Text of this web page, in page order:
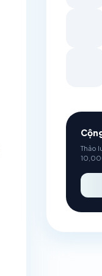
Thảo